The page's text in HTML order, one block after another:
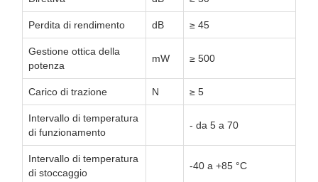
Perdita di rendimento dB ≥ 45
Gestione ottica della
potenza
mW ≥ 500
Carico di trazione N ≥ 5
Intervallo di temperatura
di funzionamento
- da 5 a 70
Intervallo di temperatura
di stoccaggio
-40 a +85 °C